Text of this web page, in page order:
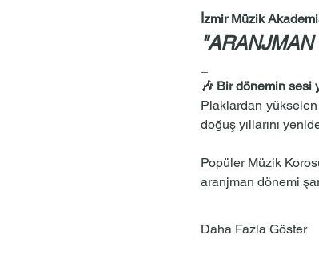
İzmir Müzik
🎶 Bir dönemin
Plaklardan yükselen
doğuş yıllarını
Popüler Müzik
aranjman dönemi
Daha Fazla Göster